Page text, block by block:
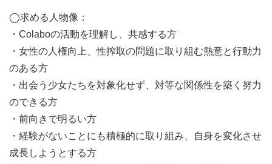
◯求める人物像：
・Colaboの活動を理解し、共感する方
・女性の人権向上、性搾取の問題に取り組む熱意と行動力
のある方
・出会う少女たちを対象化せず、対等な関係性を築く努力
のできる方
・前向きで明るい方
・経験がないことにも積極的に取り組み、自身を変化させ
成長しようとする方